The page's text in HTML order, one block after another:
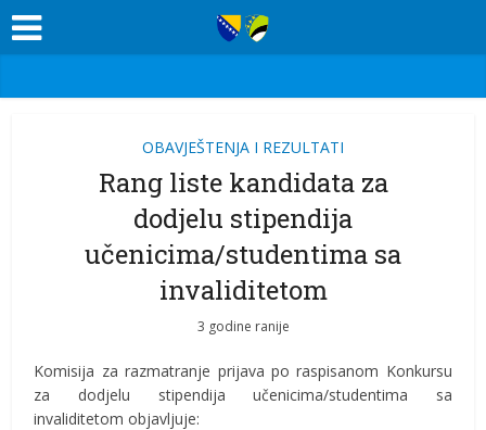
OBAVJEŠTENJA I REZULTATI
Rang liste kandidata za
dodjelu stipendija
učenicima/studentima sa
invaliditetom
3 godine ranije
Komisija za razmatranje prijava po raspisanom Konkursu
za dodjelu stipendija učenicima/studentima sa
invaliditetom objavljuje: